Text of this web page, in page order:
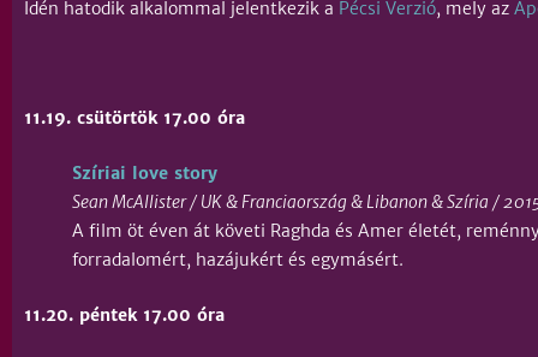
Idén hatodik alkalommal jelentkezik a Pécsi Verzió, mely az
11.19. csütörtök 17.00 óra
Szíriai love story
Sean McAllister / UK & Franciaország & Libanon & Szíria /
A film öt éven át követi Raghda és Amer életét,
forradalomért, hazájukért és egymásért.
11.20. péntek 17.00 óra